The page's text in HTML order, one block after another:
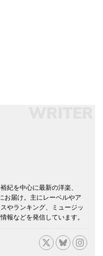
紀を中心に最新の洋楽、
お届け。主にレーベルやア
やランキング、ミュージッ
報などを発信しています。